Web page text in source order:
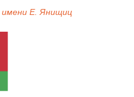
имени Е. Янищиц